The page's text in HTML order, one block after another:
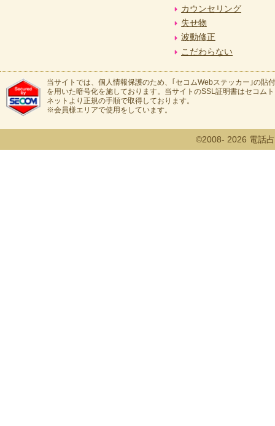
カウンセリング
失せ物
波動修正
こだわらない
当サイトでは、個人情報保護のため、｢セコムWebステッカー｣の貼
を用いた暗号化を施しております。当サイトのSSL証明書はセコム
ネットより正規の手順で取得しております。
※会員様エリアで使用をしています。
©2008- 2026 電話